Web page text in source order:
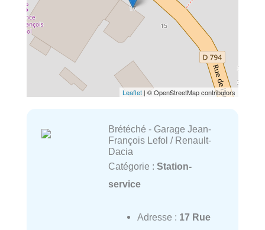
Leaflet | © OpenStreetMap contributors
Brétéché - Garage Jean-
François Lefol / Renault-
Dacia
Catégorie : Station-
service
Adresse : 17 Rue